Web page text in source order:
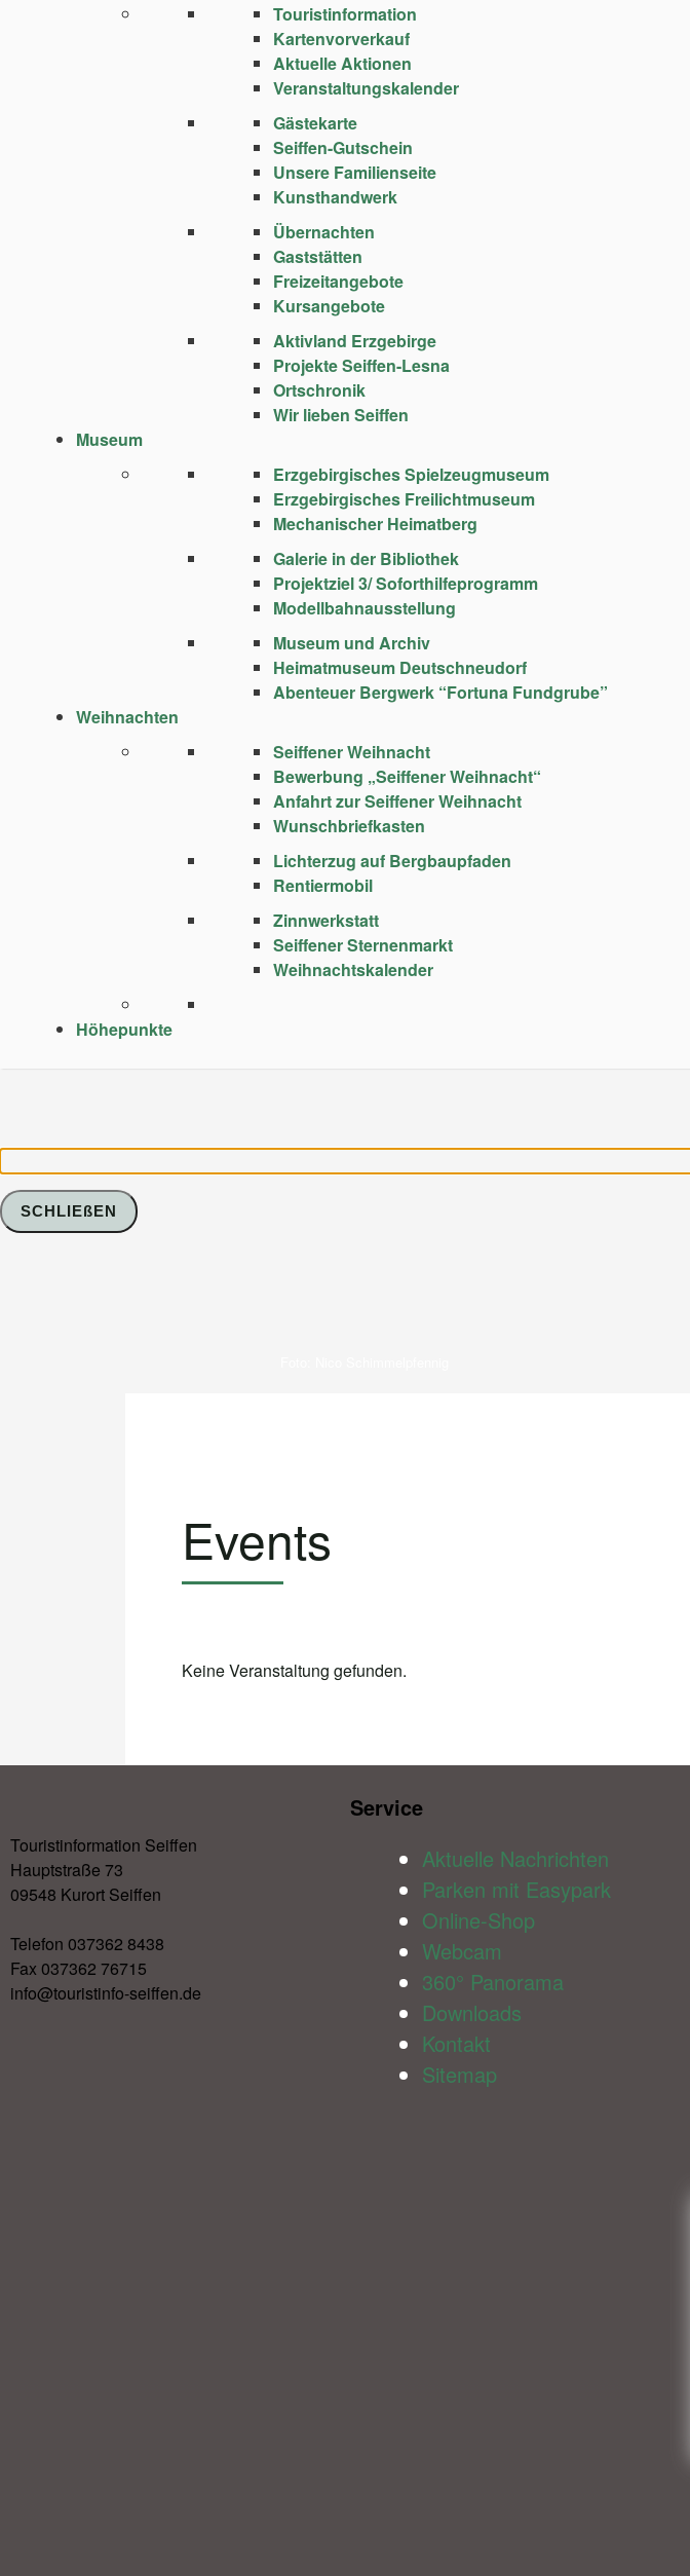
Touristinformation
Kartenvorverkauf
Aktuelle Aktionen
Veranstaltungskalender
Gästekarte
Seiffen-Gutschein
Unsere Familienseite
Kunsthandwerk
Übernachten
Gaststätten
Freizeitangebote
Kursangebote
Aktivland Erzgebirge
Projekte Seiffen-Lesna
Ortschronik
Wir lieben Seiffen
Museum
Erzgebirgisches Spielzeugmuseum
Erzgebirgisches Freilichtmuseum
Mechanischer Heimatberg
Galerie in der Bibliothek
Projektziel 3/ Soforthilfeprogramm
Modellbahnausstellung
Museum und Archiv
Heimatmuseum Deutschneudorf
Abenteuer Bergwerk “Fortuna Fundgrube”
Weihnachten
Seiffener Weihnacht
Bewerbung „Seiffener Weihnacht“
Anfahrt zur Seiffener Weihnacht
Wunschbriefkasten
Lichterzug auf Bergbaupfaden
Rentiermobil
Zinnwerkstatt
Seiffener Sternenmarkt
Weihnachtskalender
Höhepunkte
Events
Keine Veranstaltung gefunden.
Touristinformation Seiffen
Hauptstraße 73
09548 Kurort Seiffen
Telefon 037362 8438
Fax 037362 76715
info@touristinfo-seiffen.de
Service​
Aktuelle Nachrichten
Parken mit Easypark
Online-Shop
Webcam
360° Panorama
Downloads
Kontakt
Sitemap
SCHLIEßEN